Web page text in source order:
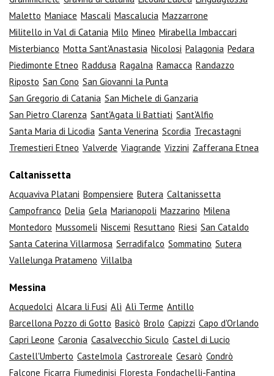
Maletto Maniace Mascali Mascalucia Mazzarrone
Militello in Val di Catania Milo Mineo Mirabella Imbaccari
Misterbianco Motta Sant'Anastasia Nicolosi Palagonia Pedara
Piedimonte Etneo Raddusa Ragalna Ramacca Randazzo
Riposto San Cono San Giovanni la Punta
San Gregorio di Catania San Michele di Ganzaria
San Pietro Clarenza Sant'Agata li Battiati Sant'Alfio
Santa Maria di Licodia Santa Venerina Scordia Trecastagni
Tremestieri Etneo Valverde Viagrande Vizzini Zafferana Etnea
Caltanissetta
Acquaviva Platani Bompensiere Butera Caltanissetta
Campofranco Delia Gela Marianopoli Mazzarino Milena
Montedoro Mussomeli Niscemi Resuttano Riesi San Cataldo
Santa Caterina Villarmosa Serradifalco Sommatino Sutera
Vallelunga Pratameno Villalba
Messina
Acquedolci Alcara li Fusi Alì Alì Terme Antillo
Barcellona Pozzo di Gotto Basicò Brolo Capizzi Capo d'Orlando
Capri Leone Caronia Casalvecchio Siculo Castel di Lucio
Castell'Umberto Castelmola Castroreale Cesarò Condrò
Falcone Ficarra Fiumedinisi Floresta Fondachelli-Fantina